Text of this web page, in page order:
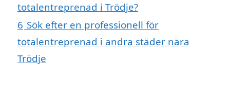
totalentreprenad i Trödje?
6 Sök efter en professionell för
totalentreprenad i andra städer nära
Trödje